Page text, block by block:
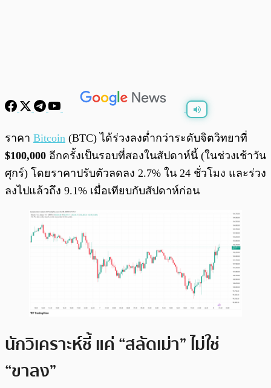
0:00/ 0:00
ราคา Bitcoin (BTC) ได้ร่วงลงต่ำกว่าระดับจิตวิทยาที่
$100,000 อีกครั้งเป็นรอบที่สองในสัปดาห์นี้ (ในช่วงเช้าวัน
ศุกร์) โดยราคาปรับตัวลดลง 2.7% ใน 24 ชั่วโมง และร่วง
ลงไปแล้วถึง 9.1% เมื่อเทียบกับสัปดาห์ก่อน
นักวิเคราะห์ชี้ แค่ “สลัดเม่า” ไม่ใช่
“ขาลง”